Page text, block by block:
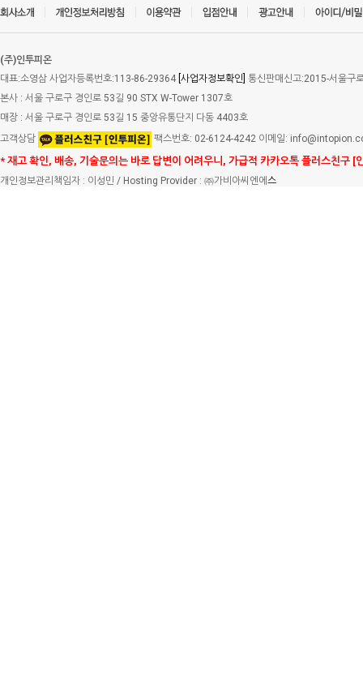
(주)인투피온
대표:소영삼 사업자등록번호:113-86-29364 [사업자정보확인] 통신판매신고:2015-서울구
본사 : 서울 구로구 경인로 53길 90 STX W-Tower 1307호
매장 : 서울 구로구 경인로 53길 15 중앙유통단지 다동 4403호
고객상담
팩스번호: 02-6124-4242 이메일:
* 재고 확인, 배송, 기술문의는 바로 답변이 어려우니, 가급적 카카오톡 플러스친구 [
개인정보관리책임자 : 이성민 / Hosting Provider : ㈜가비아씨엔에 스